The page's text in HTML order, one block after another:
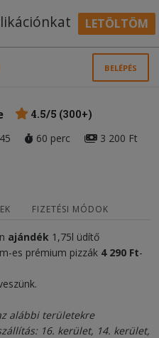
LETÖLTÖM
BELÉPÉS
4.5/5 (300+)
60 perc 3 200 Ft
FIZETÉSI MÓDOK
ajándék 1,75l üdítő
es prémium pizzák 4 290 Ft-
alábbi területekre
16. kerület, 14. kerület,